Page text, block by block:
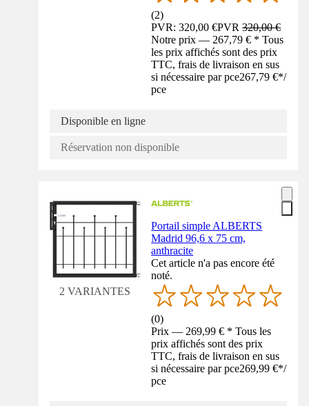
(2)
PVR: 320,00 €PVR320,00 €
Notre prix — 267,79 € * Tous
les prix affichés sont des prix
TTC, frais de livraison en sus
si nécessaire par pce267,79 €*/
pce
Disponible en ligne
Réservation non disponible
2 VARIANTES
Portail simple ALBERTS
Madrid 96,6 x 75 cm,
anthracite
Cet article n'a pas encore été
noté.
(0)
Prix — 269,99 € * Tous les
prix affichés sont des prix
TTC, frais de livraison en sus
si nécessaire par pce269,99 €*/
pce